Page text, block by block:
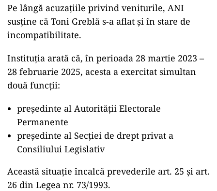
Pe lângă acuzațiile privind veniturile, ANI
susține că Toni Greblă s-a aflat și în stare de
incompatibilitate.
Instituția arată că, în perioada 28 martie 2023 –
28 februarie 2025, acesta a exercitat simultan
două funcții:
președinte al Autorității Electorale
Permanente
președinte al Secției de drept privat a
Consiliului Legislativ
Această situație încalcă prevederile art. 25 și art.
26 din Legea nr. 73/1993.